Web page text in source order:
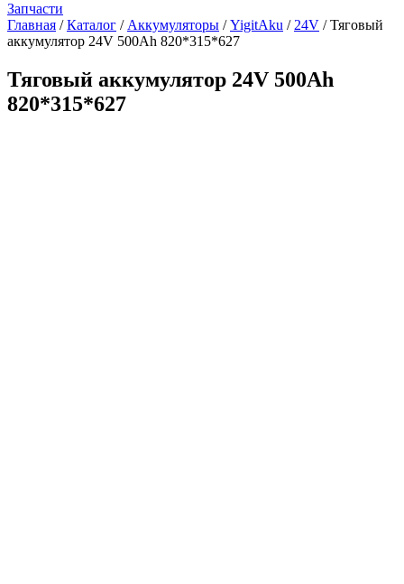
Запчасти
Главная /Каталог / Аккумуляторы /YigitAku / 24V /Тяговый
аккумулятор 24V 500Ah 820*315*627
Тяговый аккумулятор 24V 500Ah
820*315*627